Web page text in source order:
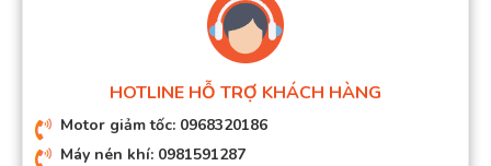
HOTLINE HỖ TRỢ KHÁCH HÀNG
Motor giảm tốc: 0968320186
Máy nén khí: 0981591287